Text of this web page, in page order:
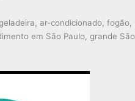
ar-condicionado, fogão,
em São Paulo, grande São